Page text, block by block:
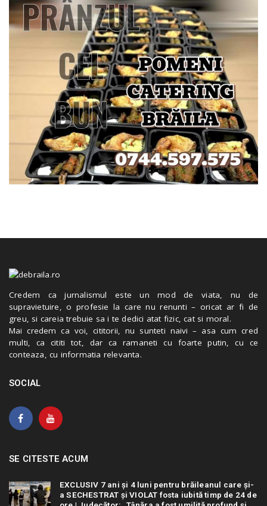
Credem ca jurnalismul este un mod de viata, nu de
supravietuire, o profesie la care nu renunti – oricat ar fi de
greu, si careia trebuie sa i te dedici atat fizic, cat si moral.
Mai credem ca voi, cititorii, nu sunteti naivi – asa cum cred
multi, ca cititi tot, dar ca ramaneti cu foarte putin, cu ce
conteaza, cu informatia relevanta.
SOCIAL
SE CITESTE ACUM
EXCLUSIV 7 ani și 4 luni pentru brăileanul care și-
a SECHESTRAT și VIOLAT fosta iubită timp de 24 de